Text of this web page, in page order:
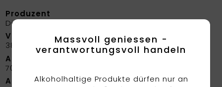
Produzent
Diageo
Volumen
38%
Abfüllung
70 cl
Artikelnummer
Massvoll geniessen -
verantwortungsvoll handeln
Alkoholhaltige Produkte dürfen nur an